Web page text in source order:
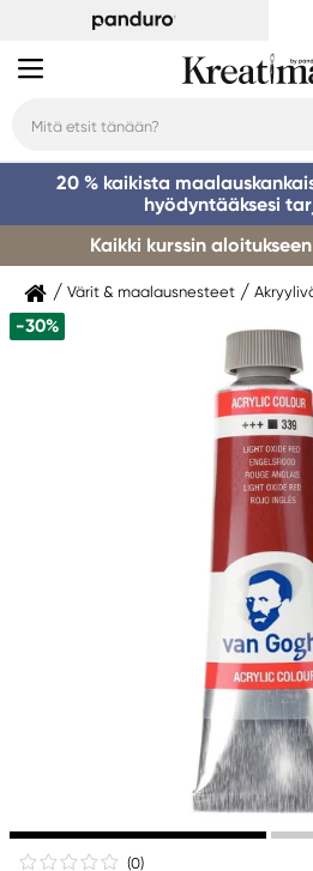
20 % kaikista
hyödyntääksesi
Kaikki kurssin
Värit & maalausnesteet
-30%
(0)